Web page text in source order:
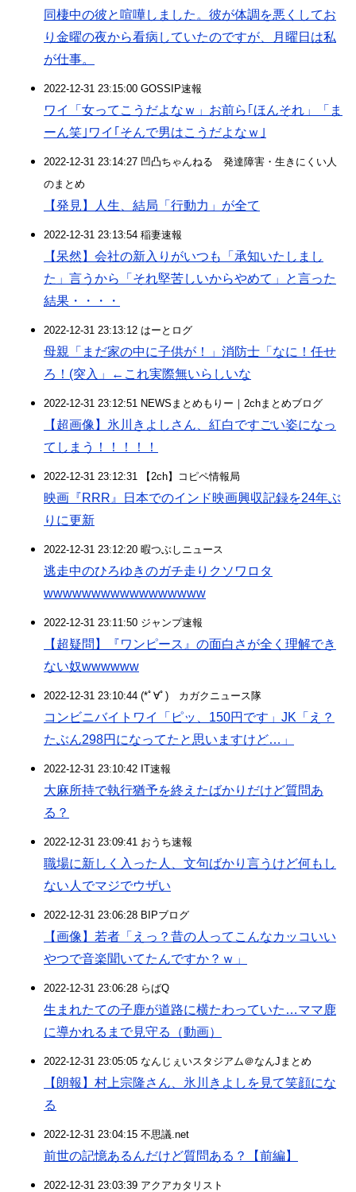
同棲中の彼と喧嘩しました。彼が体調を悪くしてお
り金曜の夜から看病していたのですが、月曜日は私
が仕事。
2022-12-31 23:15:00 GOSSIP速報
ワイ「女ってこうだよなｗ」お前ら｢ほんそれ」「ま
ーん笑｣ワイ｢そんで男はこうだよなｗ｣
2022-12-31 23:14:27 凹凸ちゃんねる 発達障害・生きにくい人
のまとめ
【発見】人生、結局「行動力」が全て
2022-12-31 23:13:54 稲妻速報
【呆然】会社の新入りがいつも「承知いたしまし
た」言うから「それ堅苦しいからやめて」と言った
結果・・・・
2022-12-31 23:13:12 はーとログ
母親「まだ家の中に子供が！」消防士「なに！任せ
ろ！(突入」←これ実際無いらしいな
2022-12-31 23:12:51 NEWSまとめもりー｜2chまとめブログ
【超画像】氷川きよしさん、紅白ですごい姿になっ
てしまう！！！！！
2022-12-31 23:12:31 【2ch】コピペ情報局
映画『RRR』日本でのインド映画興収記録を24年ぶ
りに更新
2022-12-31 23:12:20 暇つぶしニュース
逃走中のひろゆきのガチ走りクソワロタ
wwwwwwwwwwwwwwwww
2022-12-31 23:11:50 ジャンプ速報
【超疑問】『ワンピース』の面白さが全く理解でき
ない奴wwwwww
2022-12-31 23:10:44 (*ﾟ∀ﾟ)ゞカガクニュース隊
コンビニバイトワイ「ピッ、150円です」JK「え？
たぶん298円になってたと思いますけど…」
2022-12-31 23:10:42 IT速報
大麻所持で執行猶予を終えたばかりだけど質問あ
る？
2022-12-31 23:09:41 おうち速報
職場に新しく入った人、文句ばかり言うけど何もし
ない人でマジでウザい
2022-12-31 23:06:28 BIPブログ
【画像】若者「えっ？昔の人ってこんなカッコいい
やつで音楽聞いてたんですか？ｗ」
2022-12-31 23:06:28 らばQ
生まれたての子鹿が道路に横たわっていた…ママ鹿
に導かれるまで見守る（動画）
2022-12-31 23:05:05 なんじぇいスタジアム＠なんJまとめ
【朗報】村上宗隆さん、氷川きよしを見て笑顔にな
る
2022-12-31 23:04:15 不思議.net
前世の記憶あるんだけど質問ある？【前編】
2022-12-31 23:03:39 アクアカタリスト